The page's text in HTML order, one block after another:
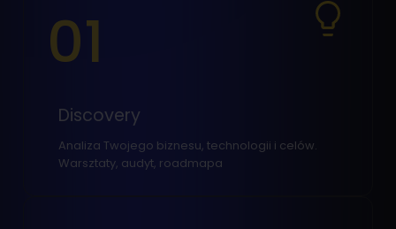
01
Discovery
Analiza Twojego biznesu, technologii i celów.
Warsztaty, audyt, roadmapa